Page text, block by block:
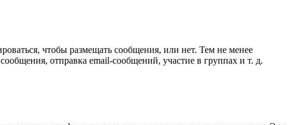
чтобы размещать сообщения, или нет. Тем не менее
отправка email-сообщений, участие в группах и т. д.